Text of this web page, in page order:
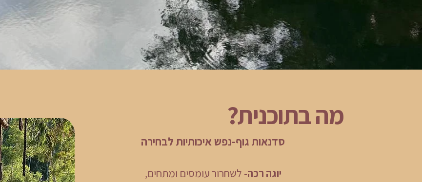
מה בתוכנית?
סדנאות גוף-נפש איכותיות לבחירה
יוגה רכה- לשחרור עומסים ומתחים,